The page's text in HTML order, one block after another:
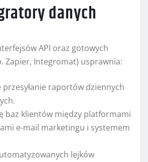
danych
API oraz gotowych
Zapier, Integromat) usprawnia:
raportów dziennych
baz klientów między platformami
e-mail marketingu i systemem
lejków